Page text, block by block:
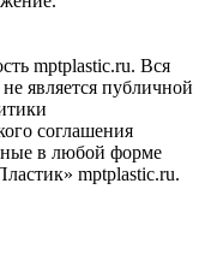
mptplastic.ru. Вся
является публичной
соглашения
в любой форме
mptplastic.ru.